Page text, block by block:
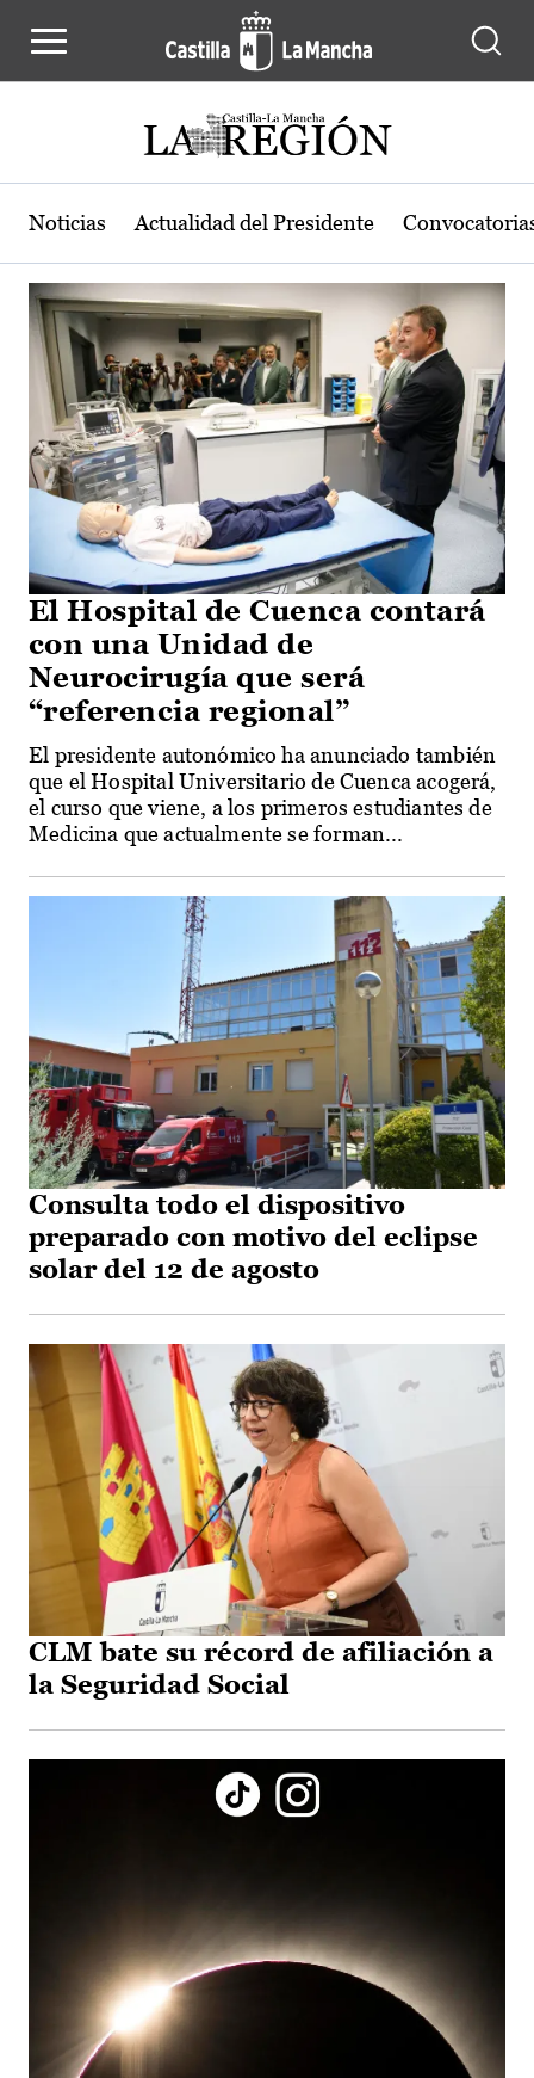
Actualidad de la región de Castilla-
Noticias Actualidad del Presidente
El Hospital de Cuenca contará
con una Unidad de
Neurocirugía que será
“referencia regional”
El presidente autonómico ha anunciado también
que el Hospital Universitario de Cuenca acogerá,
el curso que viene, a los primeros estudiantes de
Medicina que actualmente se forman...
Consulta todo el dispositivo
preparado con motivo del eclipse
solar del 12 de agosto
CLM bate su récord de afiliación a
la Seguridad Social